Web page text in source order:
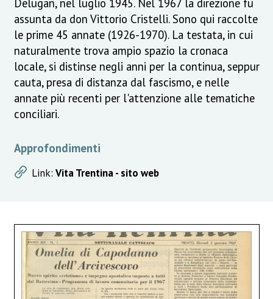
Delugan, nel luglio 1945. Nel 1967 la direzione fu
assunta da don Vittorio Cristelli. Sono qui raccolte
le prime 45 annate (1926-1970). La testata, in cui
naturalmente trova ampio spazio la cronaca
locale, si distinse negli anni per la continua, seppur
cauta, presa di distanza dal fascismo, e nelle
annate più recenti per l'attenzione alle tematiche
conciliari.
Approfondimenti
Link: Vita Trentina - sito web